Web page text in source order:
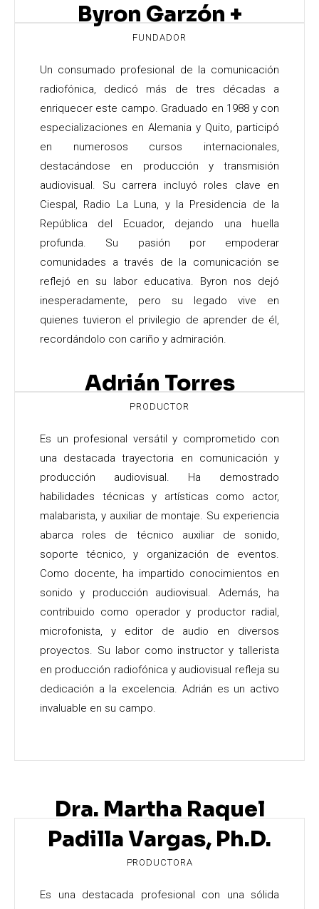
Byron Garzón +
FUNDADOR
Un consumado profesional de la comunicación
radiofónica, dedicó más de tres décadas a
enriquecer este campo. Graduado en 1988 y con
especializaciones en Alemania y Quito, participó
en numerosos cursos internacionales,
destacándose en producción y transmisión
audiovisual. Su carrera incluyó roles clave en
Ciespal, Radio La Luna, y la Presidencia de la
República del Ecuador, dejando una huella
profunda. Su pasión por empoderar
comunidades a través de la comunicación se
reflejó en su labor educativa. Byron nos dejó
inesperadamente, pero su legado vive en
quienes tuvieron el privilegio de aprender de él,
recordándolo con cariño y admiración.
Adrián Torres
PRODUCTOR
Es un profesional versátil y comprometido con
una destacada trayectoria en comunicación y
producción audiovisual. Ha demostrado
habilidades técnicas y artísticas como actor,
malabarista, y auxiliar de montaje. Su experiencia
abarca roles de técnico auxiliar de sonido,
soporte técnico, y organización de eventos.
Como docente, ha impartido conocimientos en
sonido y producción audiovisual. Además, ha
contribuido como operador y productor radial,
microfonista, y editor de audio en diversos
proyectos. Su labor como instructor y tallerista
en producción radiofónica y audiovisual refleja su
dedicación a la excelencia. Adrián es un activo
invaluable en su campo.
Dra. Martha Raquel
Padilla Vargas, Ph.D.
PRODUCTORA
Es una destacada profesional con una sólida